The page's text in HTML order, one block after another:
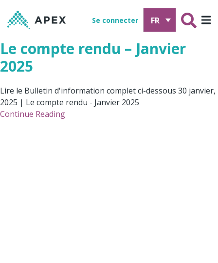
Se connecter FR
Le compte rendu – Janvier
2025
Lire le Bulletin d'information complet ci-dessous 30 janvier,
2025 | Le compte rendu - Janvier 2025
Continue Reading